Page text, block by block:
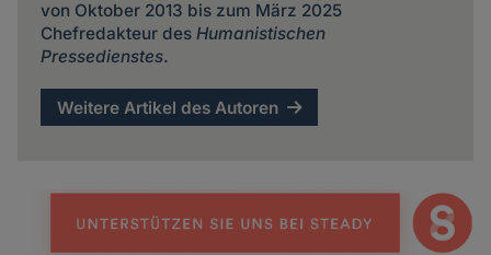
von Oktober 2013 bis zum März 2025
Chefredakteur des Humanistischen
Pressedienstes.
Weitere Artikel des Autoren